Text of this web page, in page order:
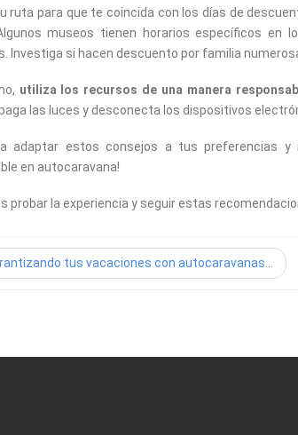
ruta para que te coincida con los días de
museos tienen horarios específicos en
Investiga si hacen descuento por familia
utiliza los recursos de una manera
las luces y desconecta los dispositivos
adaptar estos consejos a tus preferencias y
en autocaravana!
probar la experiencia y seguir estas
tus vacaciones con autocaravanas...